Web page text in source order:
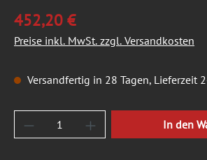
452,20 €
Preise inkl. MwSt. zzgl. Versandkosten
Versandfertig in 28 Tagen, Lieferzeit
Produkt Anzahl: Gib den
In den